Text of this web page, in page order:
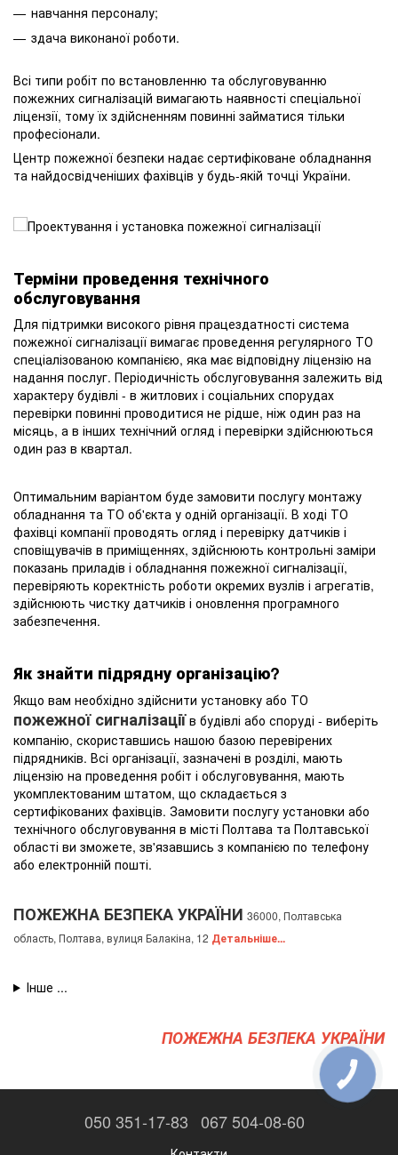
навчання персоналу;
здача виконаної роботи.
Всі типи робіт по встановленню та обслуговуванню
пожежних сигналізацій вимагають наявності спеціальної
ліцензії, тому їх здійсненням повинні займатися тільки
професіонали.
Центр пожежної безпеки надає сертифіковане обладнання
та найдосвідченіших фахівців у будь-якій точці України.
Терміни проведення технічного
обслуговування
Для підтримки високого рівня працездатності система
пожежної сигналізації вимагає проведення регулярного ТО
спеціалізованою компанією, яка має відповідну ліцензію на
надання послуг. Періодичність обслуговування залежить від
характеру будівлі - в житлових і соціальних спорудах
перевірки повинні проводитися не рідше, ніж один раз на
місяць, а в інших технічний огляд і перевірки здійснюються
один раз в квартал.
Оптимальним варіантом буде замовити послугу монтажу
обладнання та ТО об'єкта у одній організації. В ході ТО
фахівці компанії проводять огляд і перевірку датчиків і
сповіщувачів в приміщеннях, здійснюють контрольні заміри
показань приладів і обладнання пожежної сигналізації,
перевіряють коректність роботи окремих вузлів і агрегатів,
здійснюють чистку датчиків і оновлення програмного
забезпечення.
Як знайти підрядну організацію?
Якщо вам необхідно здійснити установку або ТО
пожежної сигналізаціїв будівлі або споруді - виберіть
компанію, скориставшись нашою базою перевірених
підрядників. Всі організації, зазначені в розділі, мають
ліцензію на проведення робіт і обслуговування, мають
укомплектованим штатом, що складається з
сертифікованих фахівців. Замовити послугу установки або
технічного обслуговування в місті Полтава та Полтавської
області ви зможете, зв'язавшись з компанією по телефону
або електронній пошті.
ПОЖЕЖНА БЕЗПЕКА УКРАЇНИ 36000, Полтавська
область, Полтава, вулиця Балакіна, 12 Детальніше...
ПОЖЕЖНА БЕЗПЕКА УКРАЇНИ
050 351-17-83 067 504-08-60
КНОПКА
ЗВ'ЯЗКУ